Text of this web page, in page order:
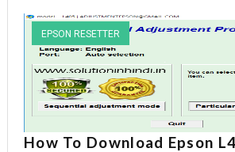
EPSON RESETTER
How To Download Epson